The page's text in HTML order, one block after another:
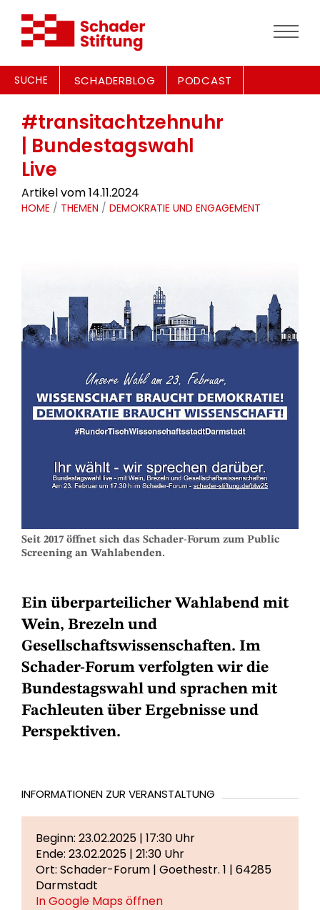
SUCHE SCHADERBLOG PODCAST
#transitachtzehnuhr
| Bundestagswahl
Live
Artikel vom 14.11.2024
HOME / THEMEN / DEMOKRATIE UND ENGAGEMENT
Seit 2017 öffnet sich das Schader-Forum zum Public
Screening an Wahlabenden.
Ein überparteilicher Wahlabend mit
Wein, Brezeln und
Gesellschaftswissenschaften. Im
Schader-Forum verfolgten wir die
Bundestagswahl und sprachen mit
Fachleuten über Ergebnisse und
Perspektiven.
INFORMATIONEN ZUR VERANSTALTUNG
Beginn: 23.02.2025 | 17:30 Uhr
Ende: 23.02.2025 | 21:30 Uhr
Ort: Schader-Forum | Goethestr. 1 | 64285
Darmstadt
In Google Maps öffnen